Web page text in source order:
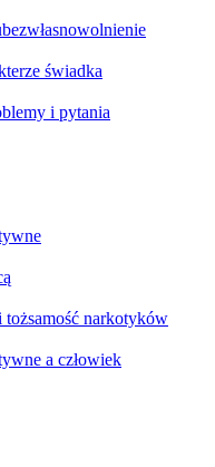
świadka
i pytania
narkotyków
a człowiek